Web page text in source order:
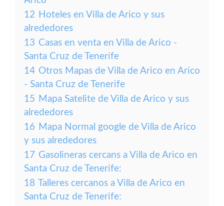
12 Hoteles en Villa de Arico y sus
alrededores
13 Casas en venta en Villa de Arico -
Santa Cruz de Tenerife
14 Otros Mapas de Villa de Arico en Arico
- Santa Cruz de Tenerife
15 Mapa Satelite de Villa de Arico y sus
alrededores
16 Mapa Normal google de Villa de Arico
y sus alrededores
17 Gasolineras cercans a Villa de Arico en
Santa Cruz de Tenerife:
18 Talleres cercanos a Villa de Arico en
Santa Cruz de Tenerife: